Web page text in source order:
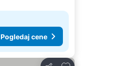
Pogledaj cene